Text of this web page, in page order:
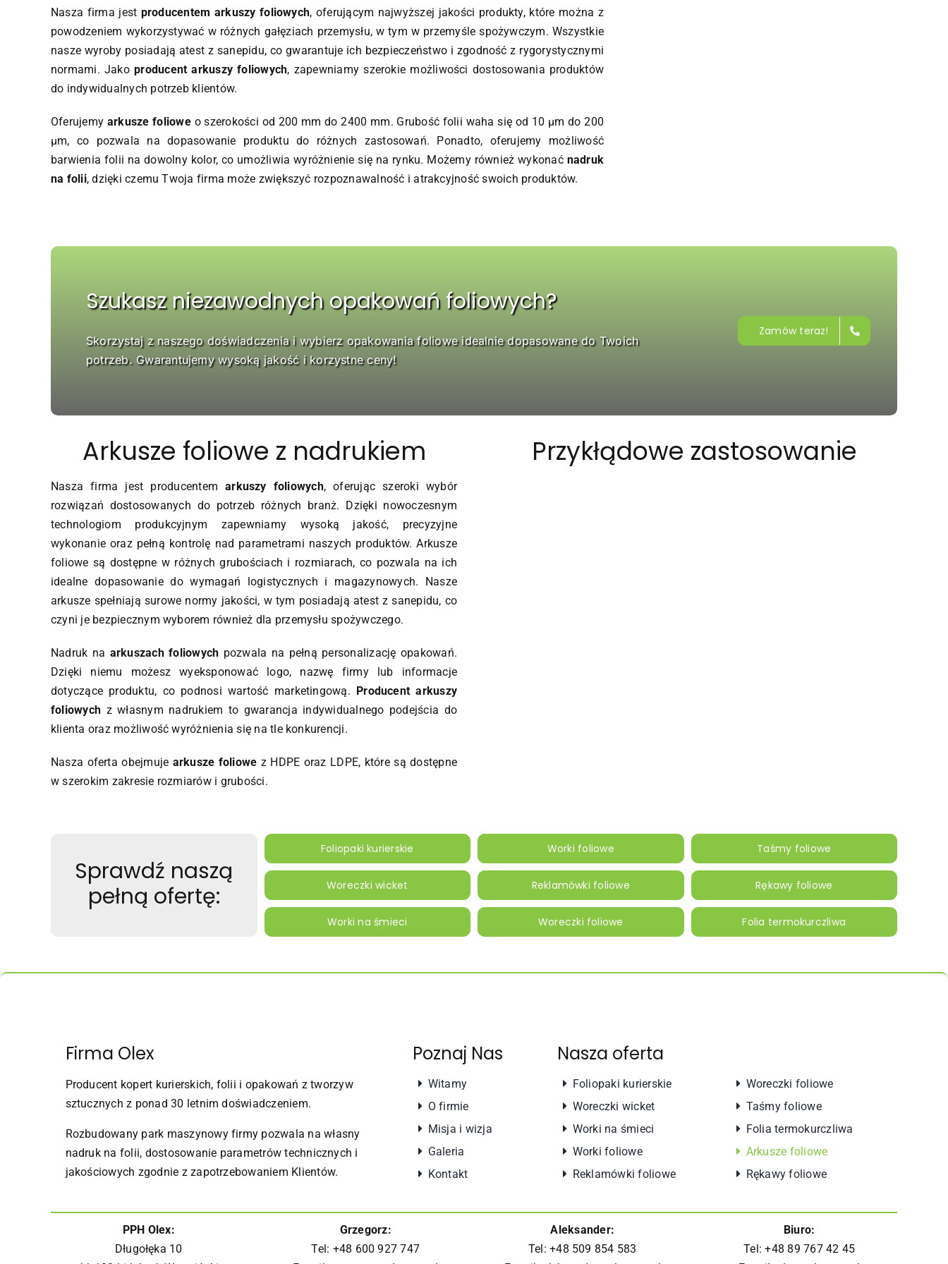
Nasza firma jest producentem arkuszy foliowych, oferującym najwyższej jakości produkty, które można z
powodzeniem wykorzystywać w różnych gałęziach przemysłu, w tym w przemyśle spożywczym. Wszystkie
nasze wyroby posiadają atest z sanepidu, co gwarantuje ich bezpieczeństwo i zgodność z rygorystycznymi
normami. Jakoproducent arkuszy foliowych, zapewniamy szerokie możliwości dostosowania produktów
do indywidualnych potrzeb klientów.
Oferujemy arkusze folioweo szerokości od 200 mm do 2400 mm. Grubość folii waha się od 10 µm do 200
µm, co pozwala na dopasowanie produktu do różnych zastosowań. Ponadto, oferujemy możliwość
barwienia folii na dowolny kolor, co umożliwia wyróżnienie się na rynku. Możemy również wykonać nadruk
na folii, dzięki czemu Twoja firma może zwiększyć rozpoznawalność i atrakcyjność swoich produktów.
Szukasz niezawodnych opakowań foliowych?
Skorzystaj z naszego doświadczenia i wybierz opakowania foliowe idealnie dopasowane do Twoich
potrzeb. Gwarantujemy wysoką jakość i korzystne ceny!
Zamów teraz!
Arkusze foliowe z nadrukiem
Nasza firma jest producentemarkuszy foliowych, oferując szeroki wybór
rozwiązań dostosowanych do potrzeb różnych branż. Dzięki nowoczesnym
technologiom produkcyjnym zapewniamy wysoką jakość, precyzyjne
wykonanie oraz pełną kontrolę nad parametrami naszych produktów. Arkusze
foliowe są dostępne w różnych grubościach i rozmiarach, co pozwala na ich
idealne dopasowanie do wymagań logistycznych i magazynowych. Nasze
arkusze spełniają surowe normy jakości, w tym posiadają atest z sanepidu, co
czyni je bezpiecznym wyborem również dla przemysłu spożywczego.
Nadruk na arkuszach foliowych pozwala na pełną personalizację opakowań.
Dzięki niemu możesz wyeksponować logo, nazwę firmy lub informacje
dotyczące produktu, co podnosi wartość marketingową. Producent arkuszy
foliowych z własnym nadrukiem to gwarancja indywidualnego podejścia do
klienta oraz możliwość wyróżnienia się na tle konkurencji.
Nasza oferta obejmuje arkusze foliowe z HDPE oraz LDPE, które są dostępne
w szerokim zakresie rozmiarów i grubości.
Przykłądowe zastosowanie
Sprawdź naszą
pełną ofertę:
Foliopaki kurierskie
Woreczki wicket
Worki na śmieci
Worki foliowe
Reklamówki foliowe
Woreczki foliowe
Taśmy foliowe
Rękawy foliowe
Folia termokurczliwa
Firma Olex
Producent kopert kurierskich, folii i opakowań z tworzyw
sztucznych z ponad 30 letnim doświadczeniem.
Rozbudowany park maszynowy firmy pozwala na własny
nadruk na folii, dostosowanie parametrów technicznych i
jakościowych zgodnie z zapotrzebowaniem Klientów.
Poznaj Nas
Witamy
O firmie
Misja i wizja
Galeria
Kontakt
Nasza oferta
Foliopaki kurierskie
Woreczki wicket
Worki na śmieci
Worki foliowe
Reklamówki foliowe
Woreczki foliowe
Taśmy foliowe
Folia termokurczliwa
Arkusze foliowe
Rękawy foliowe
PPH Olex:
Długołęka 10
Grzegorz:
Tel: +48 600 927 747
Aleksander:
Tel: +48 509 854 583
Biuro:
Tel: +48 89 767 42 45